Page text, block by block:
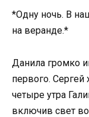
*Одну ночь. В
на веранде.*
Данила громко
первого. Сергей
четыре утра
включив свет